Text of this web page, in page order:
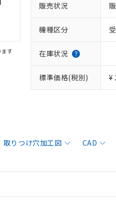
す
販売状況
機種区分
在庫状況
標準価格(税別) ¥
取りつけ穴加工図 CAD